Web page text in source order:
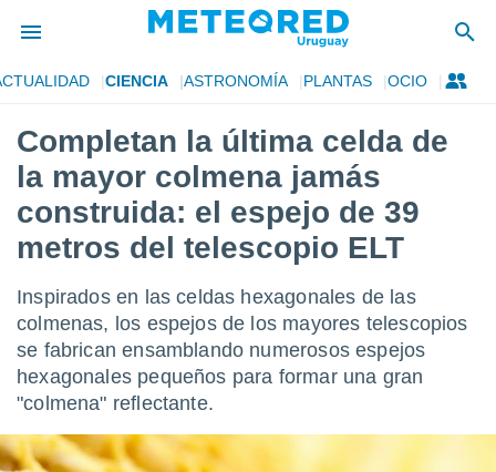
de
ha
para
la
que se
a este
las
y
forma
digital
CIENCIA ASTRONOMÍA PLANTAS OCIO
Completan la última celda de
la mayor colmena jamás
construida: el espejo de 39
metros del telescopio ELT
Inspirados en las celdas hexagonales de las
colmenas, los espejos de los mayores telescopios
se fabrican ensamblando numerosos espejos
hexagonales pequeños para formar una gran
"colmena" reflectante.